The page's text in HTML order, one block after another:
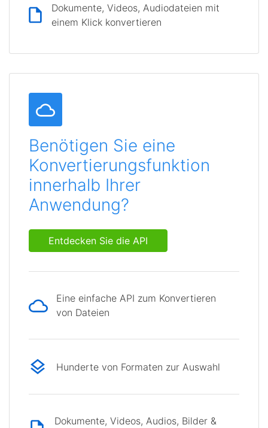
Dokumente, Videos, Audiodateien mit
einem Klick konvertieren
Benötigen Sie eine
Konvertierungsfunktion
innerhalb Ihrer
Anwendung?
Entdecken Sie die API
Eine einfache API zum Konvertieren
von Dateien
Hunderte von Formaten zur Auswahl
Dokumente, Videos, Audios, Bilder &